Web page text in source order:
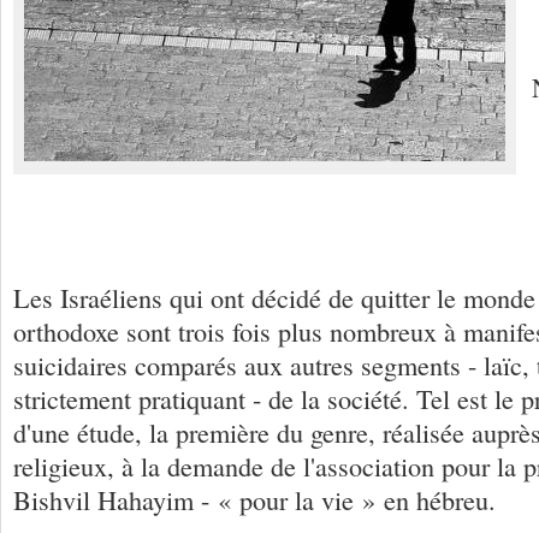
Les Israéliens qui ont décidé de quitter le
orthodoxe sont trois fois plus nombreux à
suicidaires comparés aux autres segments -
strictement pratiquant - de la société. Tel est le
d'une étude, la première du genre, réalisée
religieux, à la demande de l'association pour la
Bishvil Hahayim - « pour la vie » en hébreu.